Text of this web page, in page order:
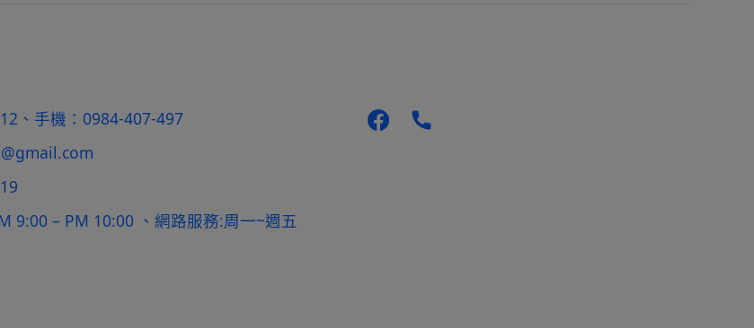
、手機：0984-407-497
9:00 – PM 10:00 、網路服務:周一~週五